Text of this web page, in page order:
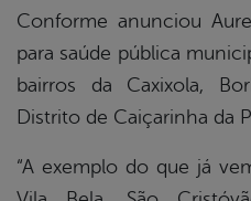
Conforme anunciou
para saúde pública
bairros da Caxixola,
Distrito de Caiçarinha da
“A exemplo do que já